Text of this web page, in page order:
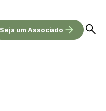
Seja um Associado